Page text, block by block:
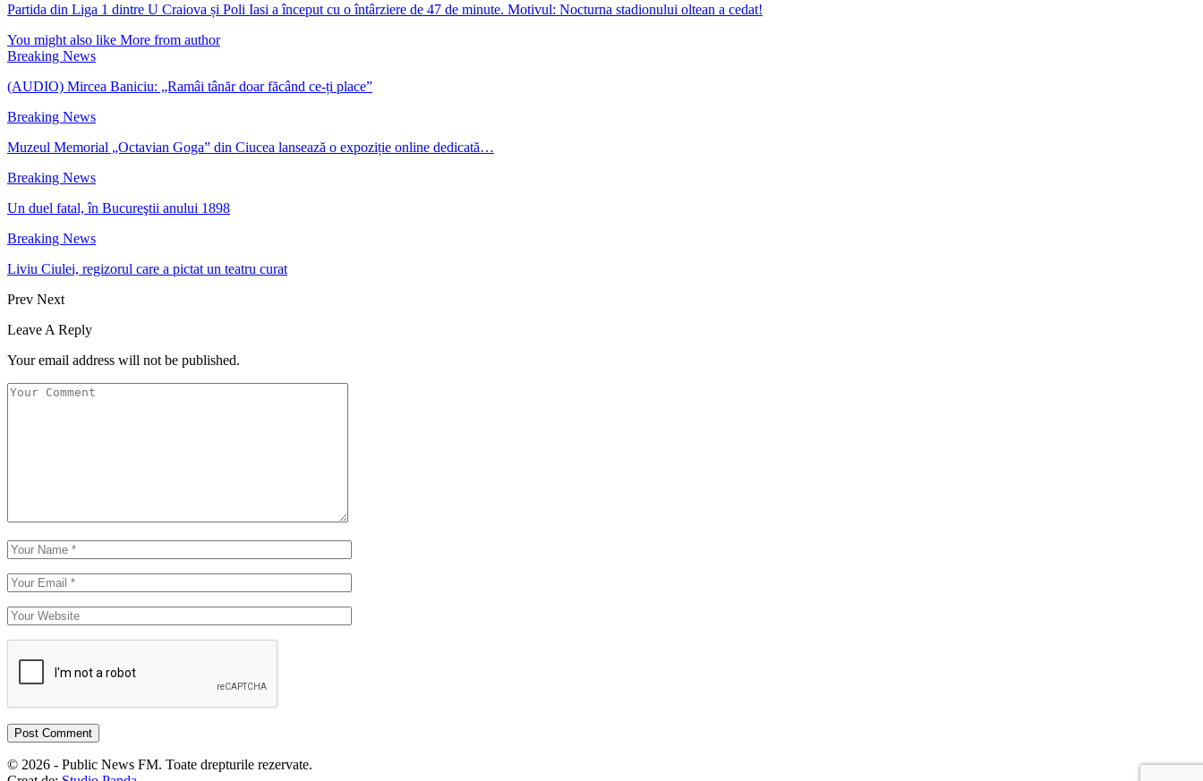
Partida din Liga 1 dintre U Craiova și Poli Iasi a început cu o întârziere de 47 de minute. Motivul: Nocturna stadionului oltean a cedat!
You might also like More from author
Breaking News
(AUDIO) Mircea Baniciu: „Ramâi tânăr doar făcând ce-ți place”
Breaking News
Muzeul Memorial „Octavian Goga” din Ciucea lansează o expoziție online dedicată…
Breaking News
Un duel fatal, în Bucureştii anului 1898
Breaking News
Liviu Ciulei, regizorul care a pictat un teatru curat
Prev Next
Leave A Reply
Your email address will not be published.
© 2026 - Public News FM. Toate drepturile rezervate.